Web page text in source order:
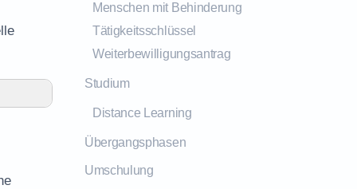
Menschen mit Behinderung
Tätigkeitsschlüssel
Weiterbewilligungsantrag
Studium
Distance Learning
Übergangsphasen
Umschulung